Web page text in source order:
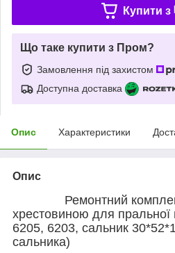
Купити з
Що таке купити з Пром?
Замовлення під захистом
Доступна доставка
Опис Характеристики
Опис
Ремонтний комплект
хрестовиною для
6205, 6203, сальник 30*52
сальника)